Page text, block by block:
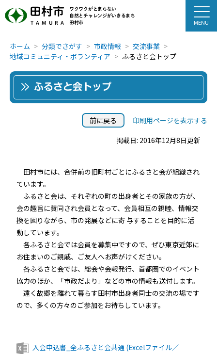
田村市
TAMURA
ワクワクがとまらない
自然とチャレンジがいきるまち
田村市
ホーム 分類でさがす 市政情報
交流事業
地域コミュニティ・ボランティア
ふるさと会トップ
ふるさと会トップ
前に戻る 印刷用ページを表示する
掲載日: 2016年12月8日更新
田村市には、合併前の旧町村ごとにふるさと会が組織され
ています。
ふるさと会は、それぞれの町の出身者とその家族の方が、
会の趣旨に賛同され会員となって、会員相互の親睦、情報交
換を図りながら、市の発展などに寄 与することを目的に活
動しています。
各ふるさと会では会員を募集中ですので、ぜひ東京近郊に
お住まいのご親戚、ご友人へお声がけください。
各ふるさと会では、総会や会報発行、首都圏でのイベント
協力のほか、「市政だより」などの市の情報も送付します。
遠く故郷を離れて暮らす田村市出身者同士の交流の場です
ので、多くの方々のご参加をお待ちしています。
入会申込書_全ふるさと会共通 (Excelファイル／